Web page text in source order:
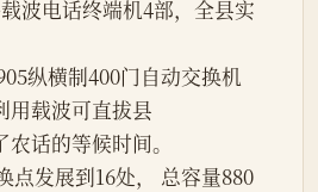
用载波可直拔县
话的等候时间。